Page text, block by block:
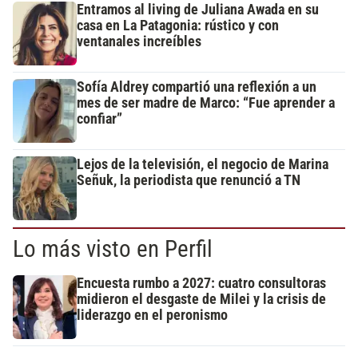
Entramos al living de Juliana Awada en su
casa en La Patagonia: rústico y con
ventanales increíbles
Sofía Aldrey compartió una reflexión a un
mes de ser madre de Marco: “Fue aprender a
confiar”
Lejos de la televisión, el negocio de Marina
Señuk, la periodista que renunció a TN
Lo más visto en Perfil
Encuesta rumbo a 2027: cuatro consultoras
midieron el desgaste de Milei y la crisis de
liderazgo en el peronismo